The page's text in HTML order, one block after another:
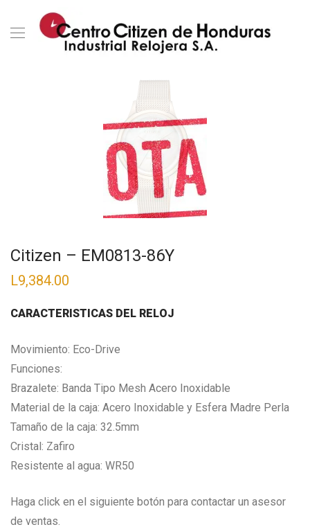
Citizen – EM0813-86Y
L9,384.00
CARACTERISTICAS DEL RELOJ
Movimiento: Eco-Drive
Funciones:
Brazalete: Banda Tipo Mesh Acero Inoxidable
Material de la caja: Acero Inoxidable y Esfera Madre Perla
Tamaño de la caja: 32.5mm
Cristal: Zafiro
Resistente al agua: WR50
Haga click en el siguiente botón para contactar un asesor
de ventas.